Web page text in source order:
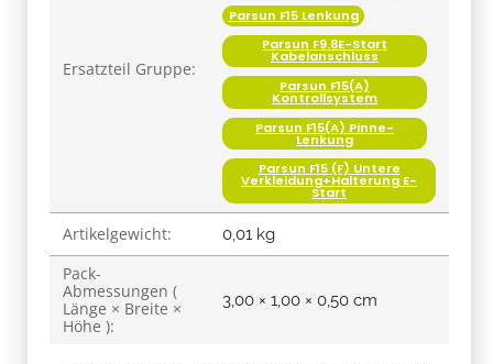
Ersatzteil Gruppe:
Parsun F15 Lenkung
Parsun F9.8E-Start
Kabelanschluss
Parsun F15(A)
Kontrollsystem
Parsun F15(A) Pinne-
Lenkung
Parsun F15 (F) Untere
Verkleidung+Halterung E-
Start
Artikelgewicht: 0,01 kg
Pack-
Abmessungen (
Länge × Breite ×
Höhe ):
3,00 × 1,00 × 0,50 cm